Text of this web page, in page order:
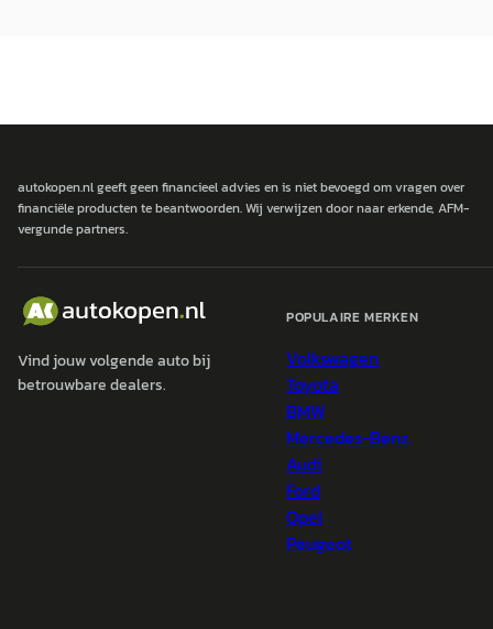
autokopen.nl geeft geen financieel advies en is niet bevoegd om vragen over
financiële producten te beantwoorden. Wij verwijzen door naar erkende, AFM-
vergunde partners.
Vind jouw volgende auto bij
betrouwbare dealers.
POPULAIRE MERKEN
Volkswagen
Toyota
BMW
Mercedes-Benz
Audi
Ford
Opel
Peugeot